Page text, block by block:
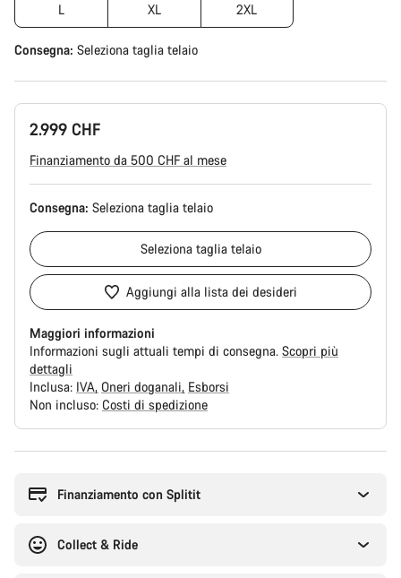
L XL 2XL
Consegna: Seleziona taglia telaio
2.999 CHF
Finanziamento da 500 CHF al mese
Consegna: Seleziona taglia telaio
Seleziona taglia telaio
Aggiungi alla lista dei desideri
Maggiori informazioni
Informazioni sugli attuali tempi di consegna. Scopri più
dettagli
Inclusa: IVA Oneri doganali Esborsi
Non incluso: Costi di spedizione
l'acquistoFinanziamento con Splitit
Collect & Ride